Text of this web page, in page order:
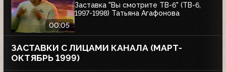
00:05
Заставка "Вы смотрите ТВ-6" (ТВ-6,
1997-1998) Татьяна Агафонова
ЗАСТАВКИ С ЛИЦАМИ КАНАЛА (МАРТ-
ОКТЯБРЬ 1999)